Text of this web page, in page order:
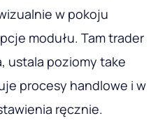
w pokoju
modułu. Tam trader
ustala poziomy take
procesy handlowe i w
ręcznie.